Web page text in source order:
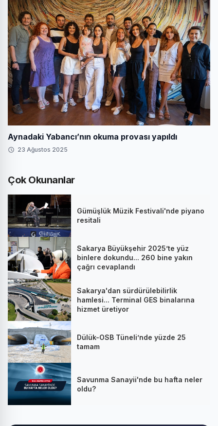
Aynadaki Yabancı’nın okuma provası yapıldı
23 Ağustos 2025
Çok Okunanlar
Gümüşlük Müzik Festivali'nde piyano
resitali
Sakarya Büyükşehir 2025’te yüz
binlere dokundu... 260 bine yakın
çağrı cevaplandı
Sakarya'dan sürdürülebilirlik
hamlesi... Terminal GES binalarına
hizmet üretiyor
Dülük-OSB Tüneli’nde yüzde 25
tamam
Savunma Sanayii'nde bu hafta neler
oldu?